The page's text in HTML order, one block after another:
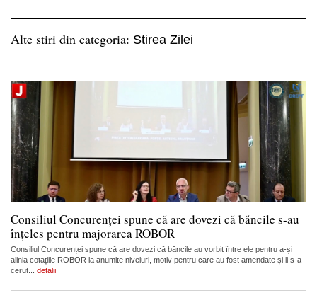
Alte stiri din categoria: Stirea Zilei
Consiliul Concurenței spune că are dovezi că băncile s-au
înțeles pentru majorarea ROBOR
Consiliul Concurenței spune că are dovezi că băncile au vorbit între ele pentru a-și
alinia cotațiile ROBOR la anumite niveluri, motiv pentru care au fost amendate și li s-a
cerut... detalii